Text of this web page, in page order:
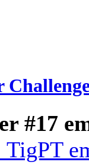
#17
TigPT